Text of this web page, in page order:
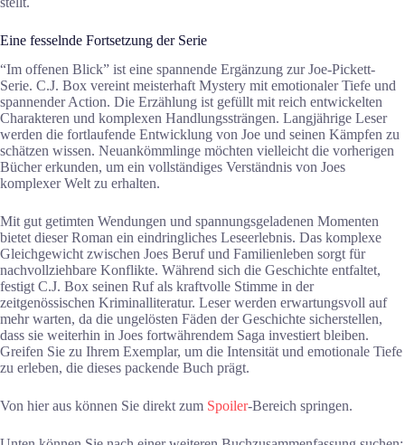
Eine fesselnde Fortsetzung der Serie
“Im offenen Blick” ist eine spannende Ergänzung zur Joe-Pickett-
Serie. C.J. Box vereint meisterhaft Mystery mit emotionaler Tiefe und
spannender Action. Die Erzählung ist gefüllt mit reich entwickelten
Charakteren und komplexen Handlungssträngen. Langjährige Leser
werden die fortlaufende Entwicklung von Joe und seinen Kämpfen zu
schätzen wissen. Neuankömmlinge möchten vielleicht die vorherigen
Bücher erkunden, um ein vollständiges Verständnis von Joes
komplexer Welt zu erhalten.
Mit gut getimten Wendungen und spannungsgeladenen Momenten
bietet dieser Roman ein eindringliches Leseerlebnis. Das komplexe
Gleichgewicht zwischen Joes Beruf und Familienleben sorgt für
nachvollziehbare Konflikte. Während sich die Geschichte entfaltet,
festigt C.J. Box seinen Ruf als kraftvolle Stimme in der
zeitgenössischen Kriminalliteratur. Leser werden erwartungsvoll auf
mehr warten, da die ungelösten Fäden der Geschichte sicherstellen,
dass sie weiterhin in Joes fortwährendem Saga investiert bleiben.
Greifen Sie zu Ihrem Exemplar, um die Intensität und emotionale Tiefe
zu erleben, die dieses packende Buch prägt.
Von hier aus können Sie direkt zum Spoiler-Bereich springen.